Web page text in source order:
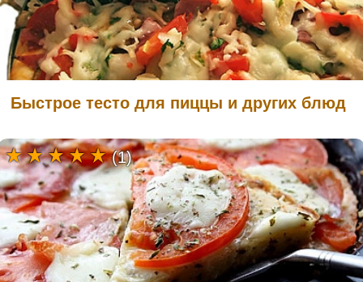
Быстрое тесто для пиццы и других блюд
(1)